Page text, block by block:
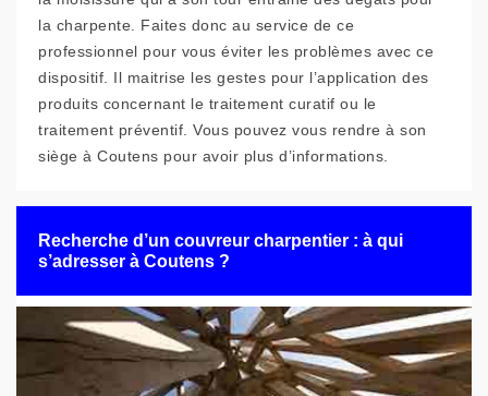
la charpente. Faites donc au service de ce
professionnel pour vous éviter les problèmes avec ce
dispositif. Il maitrise les gestes pour l’application des
produits concernant le traitement curatif ou le
traitement préventif. Vous pouvez vous rendre à son
siège à Coutens pour avoir plus d’informations.
Recherche d’un couvreur charpentier : à qui
s’adresser à Coutens ?